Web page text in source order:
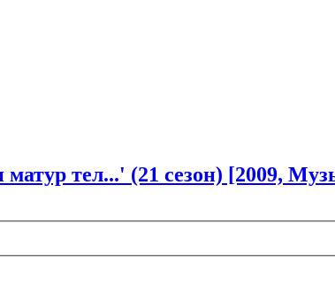
тел...' (21 сезон) [2009,